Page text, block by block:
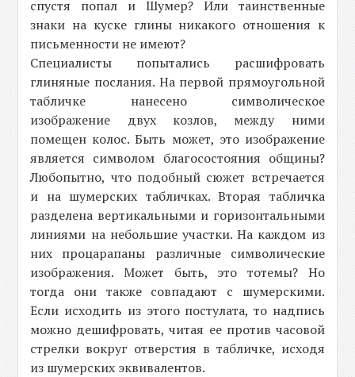
спустя попал и Шумер? Или таинственные
знаки на куске глины никакого отношения к
письменности не имеют?
Специалисты попытались расшифровать
глиняные послания. На первой прямоугольной
табличке нанесено символическое
изображение двух козлов, между ними
помещен колос. Быть может, это изображение
является символом благосостояния общины?
Любопытно, что подобный сюжет встречается
и на шумерских табличках. Вторая табличка
разделена вертикальными и горизонтальными
линиями на небольшие участки. На каждом из
них процарапаны различные символические
изображения. Может быть, это тотемы? Но
тогда они также совпадают с шумерскими.
Если исходить из этого постулата, то надпись
можно дешифровать, читая ее против часовой
стрелки вокруг отверстия в табличке, исходя
из шумерских эквивалентов.